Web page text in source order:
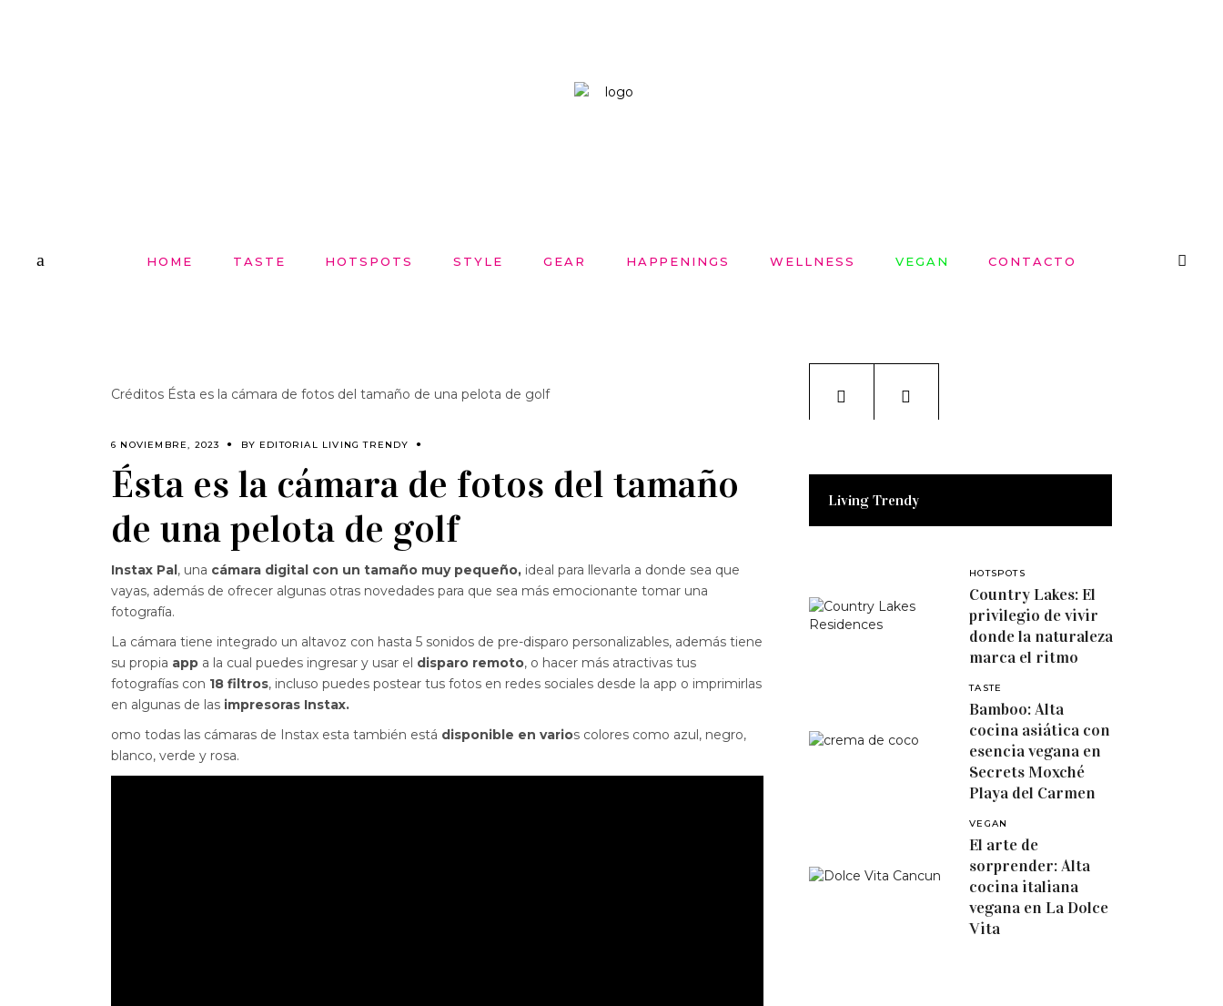
HOME TASTE HOTSPOTS STYLE GEAR HAPPENINGS WELLNESS VEGAN CONTACTO
Créditos Ésta es la cámara de fotos del tamaño de una pelota de golf
6 NOVIEMBRE, 2023 BY EDITORIAL LIVING TRENDY
Ésta es la cámara de fotos del tamaño
de una pelota de golf
Instax Pal, una cámara digital con un tamaño muy pequeño, ideal para llevarla a donde sea que
vayas, además de ofrecer algunas otras novedades para que sea más emocionante tomar una
fotografía.
La cámara tiene integrado un altavoz con hasta 5 sonidos de pre-disparo personalizables, además tiene
su propia app a la cual puedes ingresar y usar el disparo remoto, o hacer más atractivas tus
fotografías con 18 filtros, incluso puedes postear tus fotos en redes sociales desde la app o imprimirlas
en algunas de las impresoras Instax.
omo todas las cámaras de Instax esta también está disponible en varios colores como azul, negro,
blanco, verde y rosa.
Living Trendy
HOTSPOTS
Country Lakes: El
privilegio de vivir
donde la naturaleza
marca el ritmo
TASTE
Bamboo: Alta
cocina asiática con
esencia vegana en
Secrets Moxché
Playa del Carmen
VEGAN
El arte de
sorprender: Alta
cocina italiana
vegana en La Dolce
Vita